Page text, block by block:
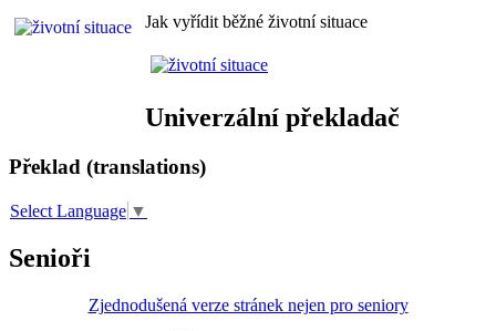
Jak vyřídit běžné životní situace
Univerzální překladač
Překlad (translations)
Select Language ▼
Senioři
Zjednodušená verze stránek nejen pro seniory